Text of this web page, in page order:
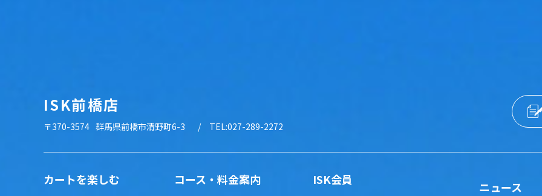
ISK前橋店
〒370-3574 群馬県前橋市清野町6-3 TEL:027-289-2272
カートを楽しむ コース・料金案内 ISK会員
ニュース